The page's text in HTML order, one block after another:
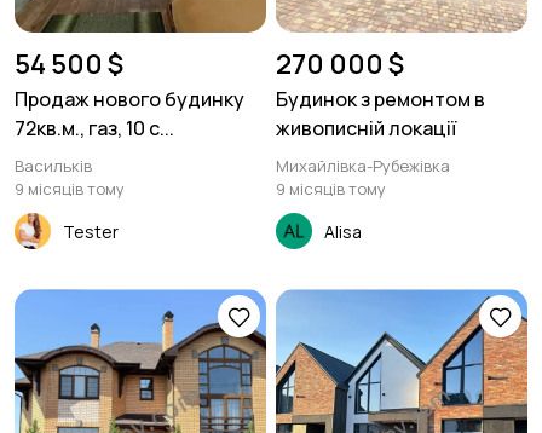
54 500 $
Продаж нового будинку
72кв.м., газ, 10 с...
Васильків
9 місяців тому
Tester
270 000 $
Будинок з ремонтом в
живописній локації
Михайлівка-Рубежівка
9 місяців тому
Alisa